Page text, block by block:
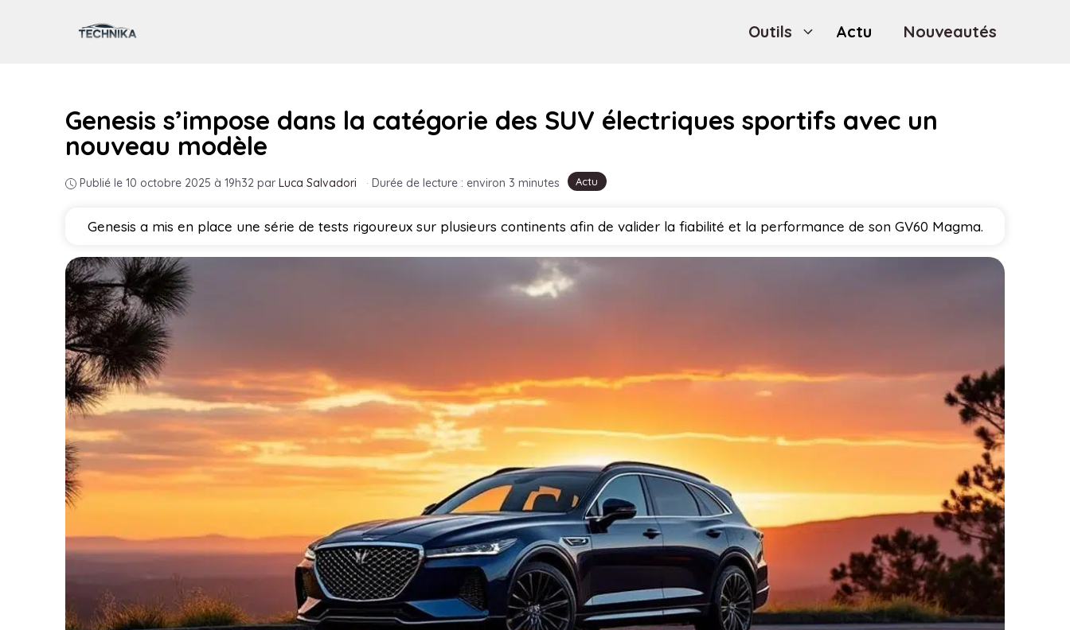
Outils Actu Nouveautés
Actu
Genesis s’impose dans la catégorie des SUV électriques sportifs avec un
nouveau modèle
Publié le 10 octobre 2025 à 19h32 par Luca Salvadori · Durée de lecture : environ 3 minutes
Genesis a mis en place une série de tests rigoureux sur plusieurs continents afin de valider la fiabilité et la performance de son GV60 Magma.